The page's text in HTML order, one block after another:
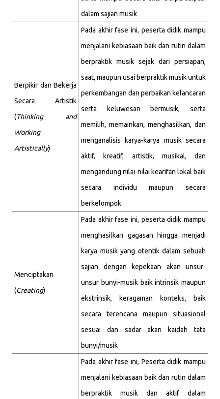
dalam sajian musik
Berpikir dan Bekerja
Secara Artistik
(Thinking and
Working
Artistically)
Pada akhir fase ini, peserta didik mampu
menjalani kebiasaan baik dan rutin dalam
berpraktik musik sejak dari persiapan,
saat, maupun usai berpraktik musik untuk
perkembangan dan perbaikan kelancaran
serta keluwesan bermusik, serta
memilih, memainkan, menghasilkan, dan
menganalisis karya-karya musik secara
aktif, kreatif, artistik, musikal, dan
mengandung nilai-nilai kearifan lokal baik
secara individu maupun secara
berkelompok
Menciptakan
(Creating)
Pada akhir fase ini, peserta didik mampu
menghasilkan gagasan hingga menjadi
karya musik yang otentik dalam sebuah
sajian dengan kepekaan akan unsur-
unsur bunyi-musik baik intrinsik maupun
ekstrinsik, keragaman konteks, baik
secara terencana maupun situasional
sesuai dan sadar akan kaidah tata
bunyi/musik
Pada akhir fase ini, Peserta didik mampu
menjalani kebiasaan baik dan rutin dalam
berpraktik musik dan aktif dalam